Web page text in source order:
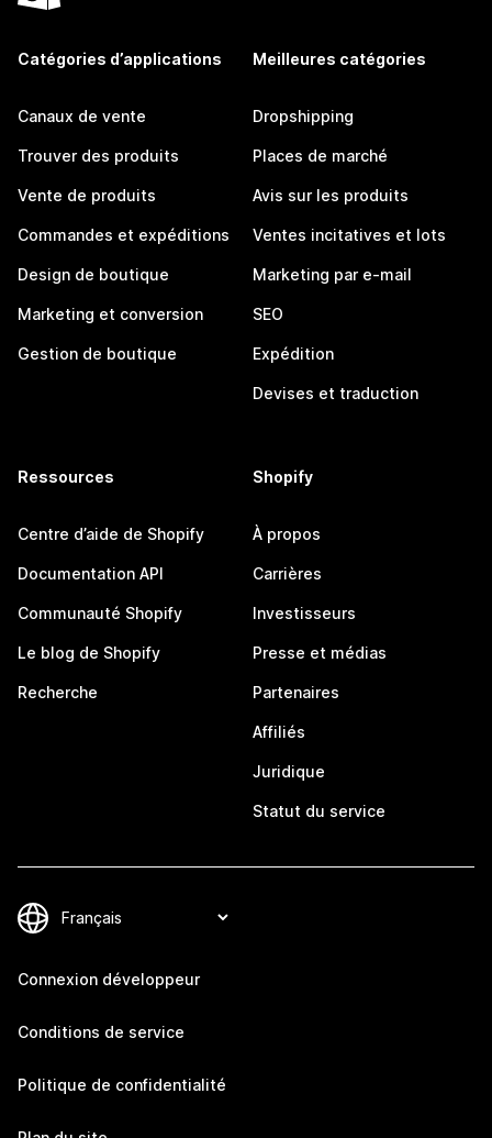
Catégories d’applications
Canaux de vente
Trouver des produits
Vente de produits
Commandes et expéditions
Design de boutique
Marketing et conversion
Gestion de boutique
Meilleures catégories
Dropshipping
Places de marché
Avis sur les produits
Ventes incitatives et lots
Marketing par e-mail
SEO
Expédition
Devises et traduction
Ressources
Centre d’aide de Shopify
Documentation API
Communauté Shopify
Le blog de Shopify
Recherche
Shopify
À propos
Carrières
Investisseurs
Presse et médias
Partenaires
Affiliés
Juridique
Statut du service
Connexion développeur
Conditions de service
Politique de confidentialité